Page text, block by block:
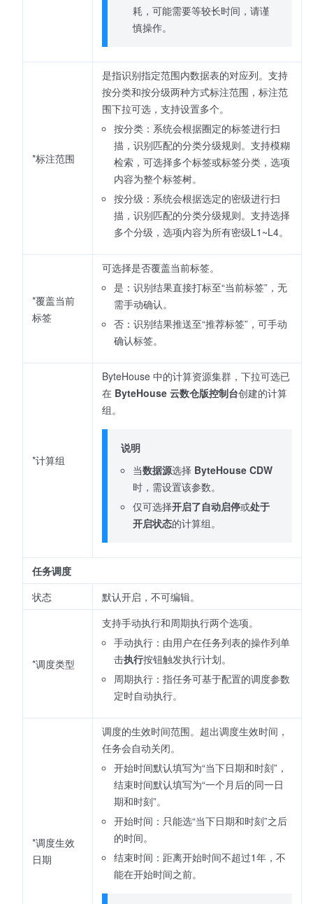
耗，可能需要等较长时间，请谨
慎操作。
*标注范围
是指识别指定范围内数据表的对应列。支持
按分类和按分级两种方式标注范围，标注范
围下拉可选，支持设置多个。
按分类：系统会根据圈定的标签进行扫
描，识别匹配的分类分级规则。支持模糊
检索，可选择多个标签或标签分类，选项
内容为整个标签树。
按分级：系统会根据选定的密级进行扫
描，识别匹配的分类分级规则。支持选择
多个分级，选项内容为所有密级L1~L4。
*覆盖当前
标签
可选择是否覆盖当前标签。
是：识别结果直接打标至“当前标签”，无
需手动确认。
否：识别结果推送至“推荐标签”，可手动
确认标签。
*计算组
ByteHouse 中的计算资源集群，下拉可选已
在 ByteHouse 云数仓版控制台创建的计算
组。
说明
当数据源选择 ByteHouse CDW
时，需设置该参数。
仅可选择开启了自动启停或处于
开启状态的计算组。
任务调度
状态
默认开启，不可编辑。
*调度类型
支持手动执行和周期执行两个选项。
手动执行：由用户在任务列表的操作列单
击执行按钮触发执行计划。
周期执行：指任务可基于配置的调度参数
定时自动执行。
*调度生效
日期
调度的生效时间范围。超出调度生效时间，
任务会自动关闭。
开始时间默认填写为“当下日期和时刻”，
结束时间默认填写为“一个月后的同一日
期和时刻”。
开始时间：只能选“当下日期和时刻”之后
的时间。
结束时间：距离开始时间不超过1年，不
能在开始时间之前。